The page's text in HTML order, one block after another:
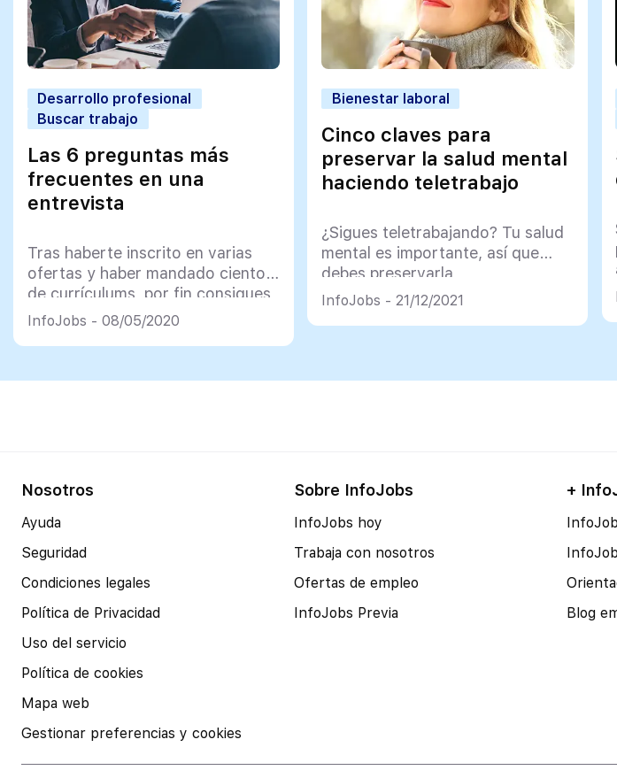
Desarrollo profesional
Buscar trabajo
Las 6 preguntas más
frecuentes en una
entrevista
Tras haberte inscrito en varias
ofertas y haber mandado cientos
de currículums, por fin consigues
la entrevista del trabajo de tus
sueños. Y, ¿ahora qué?
InfoJobs - 08/05/2020
Bienestar laboral
Cinco claves para
preservar la salud mental
haciendo teletrabajo
¿Sigues teletrabajando? Tu salud
mental es importante, así que
debes preservarla
InfoJobs - 21/12/2021
Nosotros
Ayuda
Seguridad
Condiciones legales
Política de Privacidad
Uso del servicio
Política de cookies
Mapa web
Gestionar preferencias y cookies
Sobre InfoJobs
InfoJobs hoy
Trabaja con nosotros
Ofertas de empleo
InfoJobs Previa
+
Blog